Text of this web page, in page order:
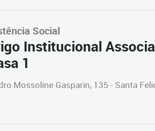
Social
Institucional
1
Mossoline Gasparin, 135 - Santa